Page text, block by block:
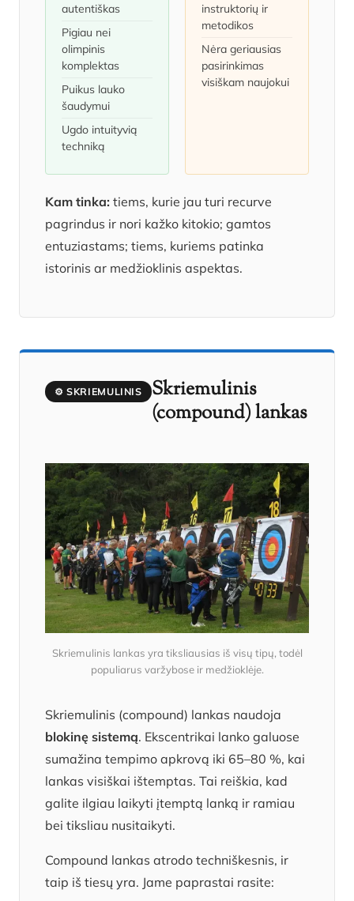
autentiškas
Pigiau nei
olimpinis
komplektas
Puikus lauko
šaudymui
Ugdo intuityvią
techniką
instruktorių ir
metodikos
Nėra geriausias
pasirinkimas
visiškam naujokui
Kam tinka: tiems, kurie jau turi recurve
pagrindus ir nori kažko kitokio; gamtos
entuziastams; tiems, kuriems patinka
istorinis ar medžioklinis aspektas.
⚙️ SKRIEMULINIS
Skriemulinis
(compound) lankas
Skriemulinis lankas yra tiksliausias iš visų tipų, todėl
populiarus varžybose ir medžioklėje.
Skriemulinis (compound) lankas naudoja
blokinę sistemą. Ekscentrikai lanko galuose
sumažina tempimo apkrovą iki 65–80 %, kai
lankas visiškai ištemptas. Tai reiškia, kad
galite ilgiau laikyti įtemptą lanką ir ramiau
bei tiksliau nusitaikyti.
Compound lankas atrodo techniškesnis, ir
taip iš tiesų yra. Jame paprastai rasite: